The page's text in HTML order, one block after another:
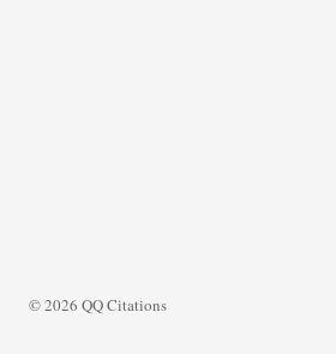
© 2026 QQ Citations